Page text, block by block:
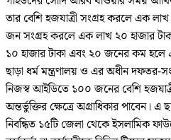
তার বেশি হজযাত্রী সংগ্রহ করলে এক
জন সংগ্রহ করলে এক লাখ ২০ হাজার
১০ হাজার টাকা এবং ২০ জনের কম হলে
ছাড়া ধর্ম মন্ত্রণালয় ও এর অধীন দফতর-
নিজস্ব আইডিতে ১০০ জনের বেশি
অন্তর্ভুক্তির ক্ষেত্রে অগ্রাধিকার পাবেন। এ
নিবন্ধিত ১৫টি জেলা থেকে ইসলামিক